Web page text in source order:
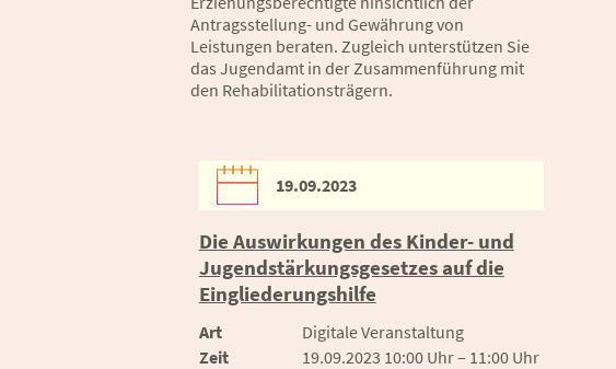
Antragsstellung- und Gewährung von
Leistungen beraten. Zugleich unterstützen Sie
das Jugendamt in der Zusammenführung mit
den Rehabilitationsträgern.
19.09.2023
Die Auswirkungen des Kinder- und
Jugendstärkungsgesetzes auf die
Eingliederungshilfe
Art
Digitale Veranstaltung
Zeit
19.09.2023 10:00 Uhr – 11:00 Uhr